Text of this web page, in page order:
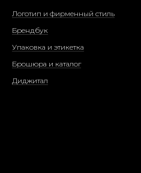
Логотип и фирменный стиль
Брендбук
Упаковка и этикетка
Брошюра и каталог
Диджитал